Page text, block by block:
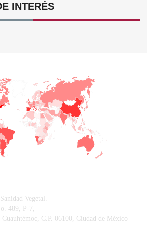
INTERÉS
Vegetal.
489, P-7,
C.P. 06100, Ciudad de México